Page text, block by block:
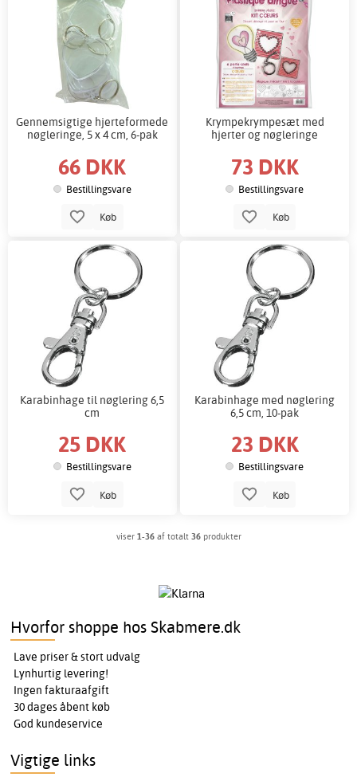
Gennemsigtige hjerteformede
nøgleringe, 5 x 4 cm, 6-pak
66 DKK
Bestillingsvare
Køb
Krympekrympesæt med
hjerter og nøgleringe
73 DKK
Bestillingsvare
Køb
Karabinhage til nøglering 6,5
cm
25 DKK
Bestillingsvare
Køb
Karabinhage med nøglering
6,5 cm, 10-pak
23 DKK
Bestillingsvare
Køb
viser 1-36af totalt 36produkter
Hvorfor shoppe hos Skabmere.dk
Lave priser & stort udvalg
Lynhurtig levering!
Ingen fakturaafgift
30 dages åbent køb
God kundeservice
Vigtige links